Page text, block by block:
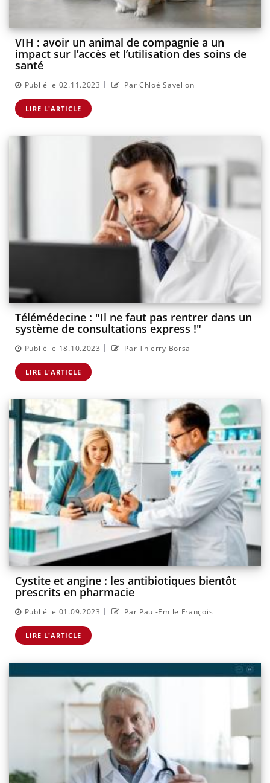
VIH : avoir un animal de compagnie a un
impact sur l’accès et l’utilisation des soins de
santé
Publié le 02.11.2023 | Par Chloé Savellon
LIRE L'ARTICLE
Télémédecine : "Il ne faut pas rentrer dans un
système de consultations express !"
Publié le 18.10.2023 | Par Thierry Borsa
LIRE L'ARTICLE
Cystite et angine : les antibiotiques bientôt
prescrits en pharmacie
Publié le 01.09.2023 | Par Paul-Emile François
LIRE L'ARTICLE